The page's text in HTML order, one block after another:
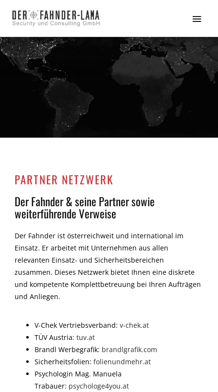
PARTNER NETZWERK
Der Fahnder & seine Partner sowie
weiterführende Verweise
Der Fahnder ist österreichweit und international im
Einsatz. Er arbeitet mit Unternehmen aus allen
relevanten Einsatz- und Sicherheitsbereichen
zusammen. Dieses Netzwerk bietet Ihnen eine diskrete
und kompetente Komplettbetreuung bei Ihren Aufträgen
und Anliegen.
V-Chek Vertriebsverband:v-chek.at
TÜV Austria:tuv.at
Brandl Werbegrafik: brandlgrafik.com
Sicherheitsfolien:folienundmehr.at
Psychologin Mag. Manuela
Trabauer: psychologe4you.at